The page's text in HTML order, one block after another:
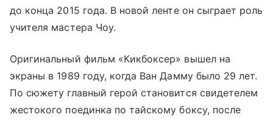
до конца 2015 года. В новой ленте он сыграет роль
учителя мастера Чоу.
Оригинальный фильм «Кикбоксер» вышел на
экраны в 1989 году, когда Ван Дамму было 29 лет.
По сюжету главный герой становится свидетелем
жестокого поединка по тайскому боксу, после